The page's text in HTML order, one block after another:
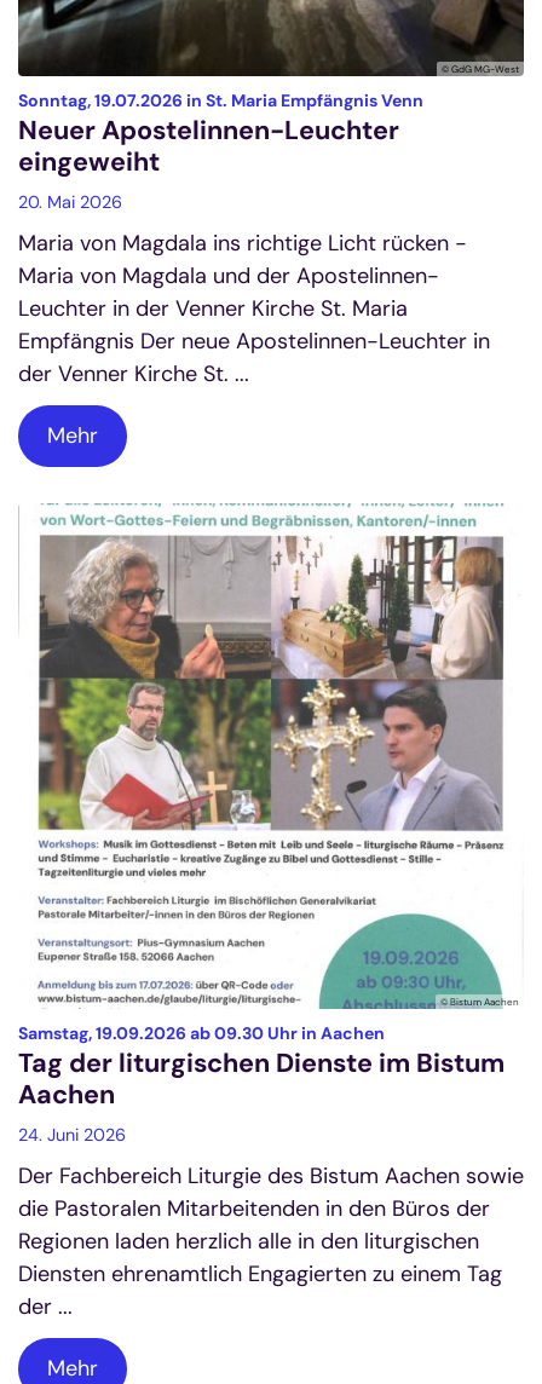
© GdG MG-West
Sonntag, 19.07.2026 in St. Maria Empfängnis Venn
Neuer Apostelinnen-Leuchter
eingeweiht
20. Mai 2026
Maria von Magdala ins richtige Licht rücken -
Maria von Magdala und der Apostelinnen-
Leuchter in der Venner Kirche St. Maria
Empfängnis Der neue Apostelinnen-Leuchter in
der Venner Kirche St. ...
Mehr
© Bistum Aachen
Samstag, 19.09.2026 ab 09.30 Uhr in Aachen
Tag der liturgischen Dienste im Bistum
Aachen
24. Juni 2026
Der Fachbereich Liturgie des Bistum Aachen sowie
die Pastoralen Mitarbeitenden in den Büros der
Regionen laden herzlich alle in den liturgischen
Diensten ehrenamtlich Engagierten zu einem Tag
der ...
Mehr